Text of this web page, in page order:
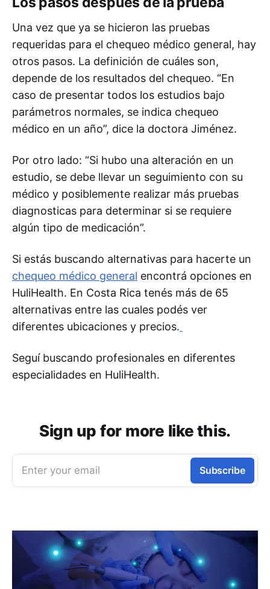
Una vez que ya se hicieron las pruebas
requeridas para el chequeo médico general, hay
otros pasos. La definición de cuáles son,
depende de los resultados del chequeo. “En
caso de presentar todos los estudios bajo
parámetros normales, se indica chequeo
médico en un año”, dice la doctora Jiménez.
Por otro lado: “Si hubo una alteración en un
estudio, se debe llevar un seguimiento con su
médico y posiblemente realizar más pruebas
diagnosticas para determinar si se requiere
algún tipo de medicación”.
Si estás buscando alternativas para hacerte un
chequeo médico general encontrá opciones en
HuliHealth. En Costa Rica tenés más de 65
alternativas entre las cuales podés ver
diferentes ubicaciones y precios.
Seguí buscando profesionales en diferentes
especialidades en HuliHealth.
Sign up for more like this.
Enter your email Subscribe